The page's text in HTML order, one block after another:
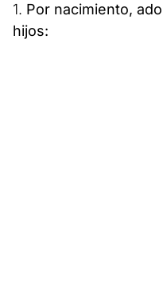
1. Por nacimiento,
hijos: